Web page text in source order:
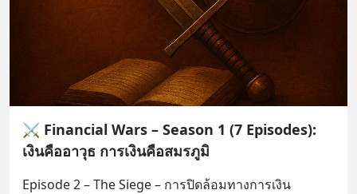
⚔️ Financial Wars – Season 1 (7 Episodes):
เงินคืออาวุธ การเงินคือสมรภูมิ
Episode 2 – The Siege – การปิดล้อมทางการเงิน